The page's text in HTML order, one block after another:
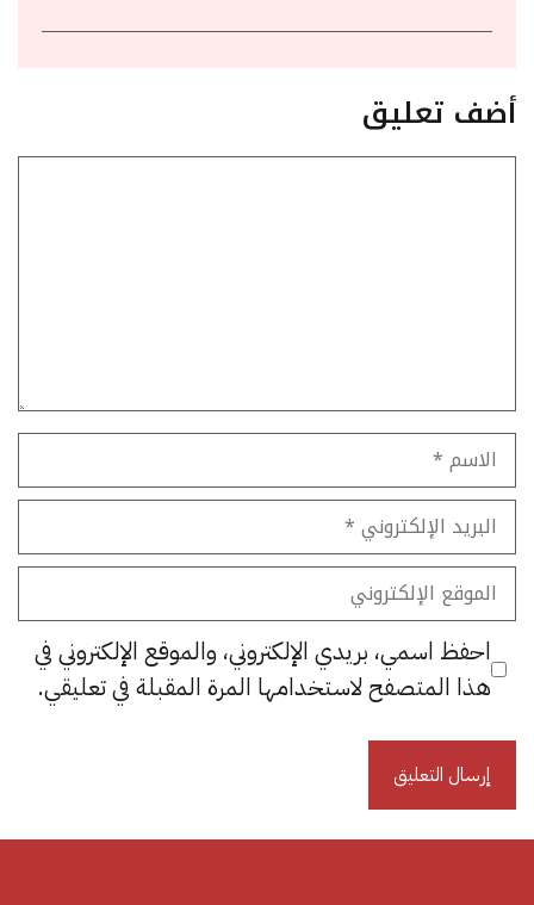
أضف تعليق
الاسم
البريد
الإلكتروني
الموقع
الإلكتروني
احفظ اسمي، بريدي الإلكتروني، والموقع الإلكتروني في
هذا المتصفح لاستخدامها المرة المقبلة في تعليقي.